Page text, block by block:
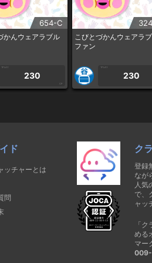
654-C
かんウェアラブル
1PLAY
230
CP
こびとづかんウェアラ
ファン
1PLAY
230
ド
ッチャーとは
問
ク
登録
なが
人気
で、
ャッ
「
める
マー